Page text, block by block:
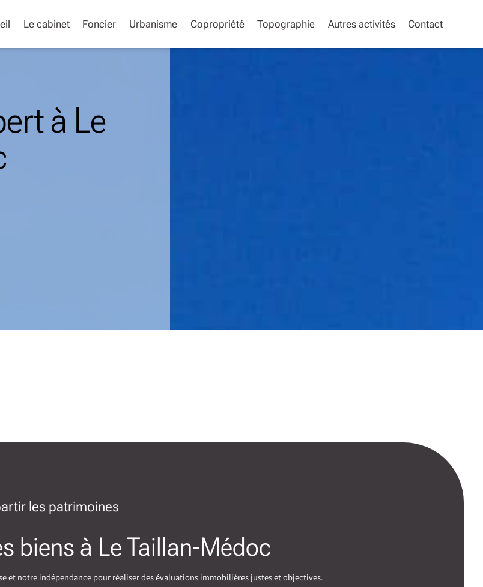
Le cabinet Foncier Urbanisme Copropriété Topographie Autres activités Contact
à Le
les patrimoines
biens à Le Taillan-Médoc
et notre indépendance pour réaliser des évaluations immobilières justes et objectives.